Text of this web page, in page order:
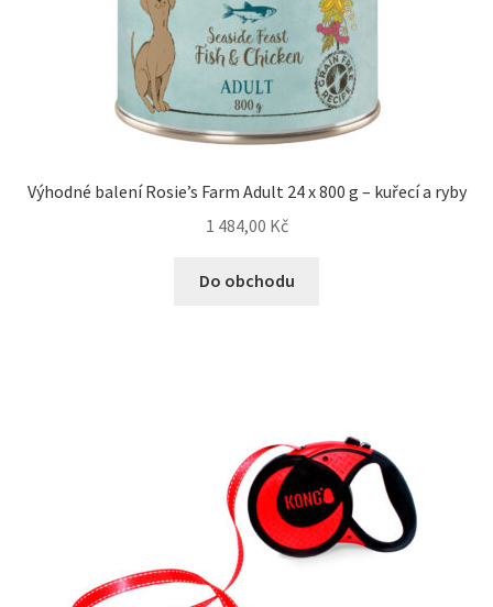
Výhodné balení Rosie’s Farm Adult 24 x 800 g – kuřecí a ryby
1 484,00 Kč
Do obchodu